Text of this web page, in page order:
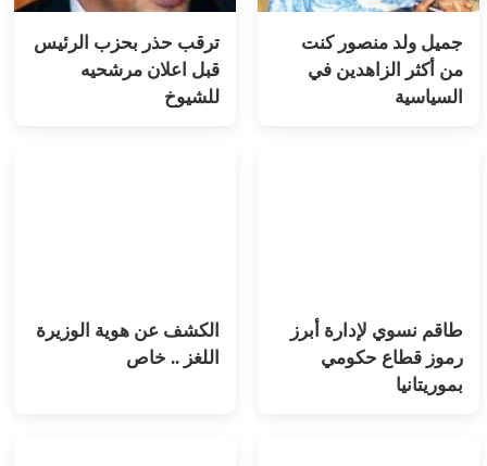
جميل ولد منصور كنت
من أكثر الزاهدين في
السياسية
ترقب حذر بحزب الرئيس
قبل اعلان مرشحيه
للشيوخ
طاقم نسوي لإدارة أبرز
رموز قطاع حكومي
بموريتانيا
الكشف عن هوية الوزيرة
اللغز .. خاص